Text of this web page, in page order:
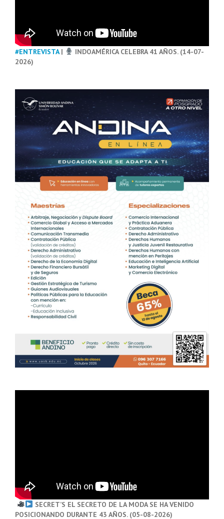
#ENTREVISTA|
INDOAMÉRICA CELEBRA 41 AÑOS. (14-07-
2026)
SECRET’S EL SECRETO DE LA MODA SE HA VENIDO
POSICIONANDO DURANTE 43 AÑOS. (05-08-2026)